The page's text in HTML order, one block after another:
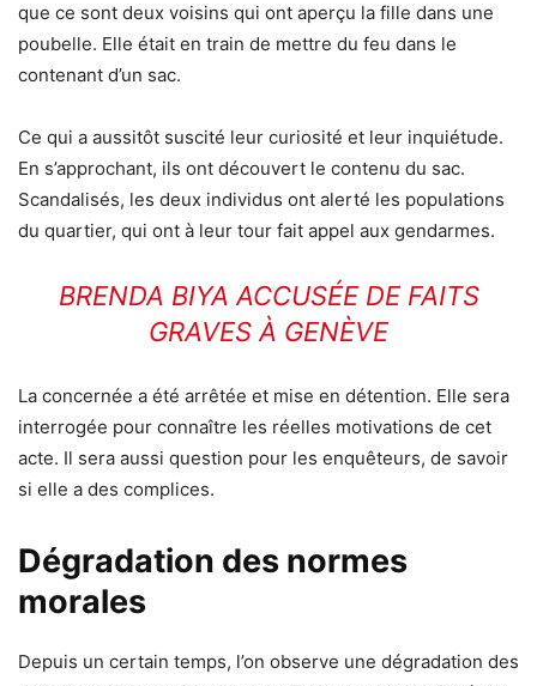
que ce sont deux voisins qui ont aperçu la fille dans une
poubelle. Elle était en train de mettre du feu dans le
contenant d’un sac.
Ce qui a aussitôt suscité leur curiosité et leur inquiétude.
En s’approchant, ils ont découvert le contenu du sac.
Scandalisés, les deux individus ont alerté les populations
du quartier, qui ont à leur tour fait appel aux gendarmes.
BRENDA BIYA ACCUSÉE DE FAITS
GRAVES À GENÈVE
La concernée a été arrêtée et mise en détention. Elle sera
interrogée pour connaître les réelles motivations de cet
acte. Il sera aussi question pour les enquêteurs, de savoir
si elle a des complices.
Dégradation des normes
morales
Depuis un certain temps, l’on observe une dégradation des